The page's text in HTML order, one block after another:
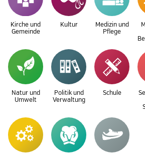
Kirche und
Gemeinde
Kultur
Medizin und
Pflege
Natur und
Umwelt
Politik und
Verwaltung
Schule